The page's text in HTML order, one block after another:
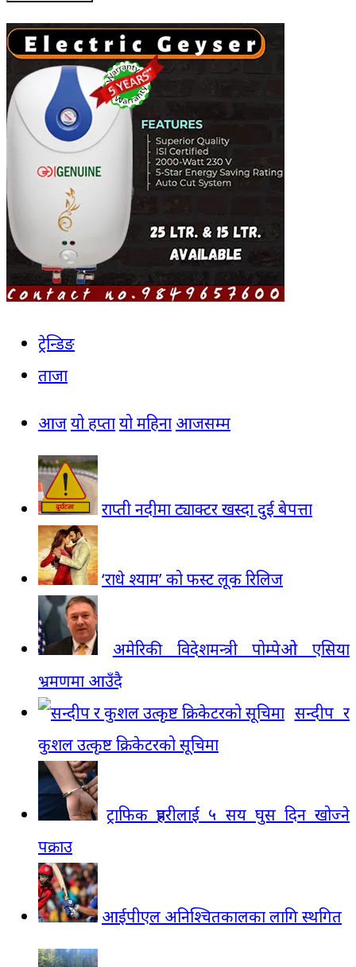
ट्रेन्डिङ
ताजा
आजयो हप्तायो महिना आजसम्म
राप्ती नदीमा ट्याक्टर खस्दा दुई बेपत्ता
‘राधे श्याम’ को फस्ट लूक रिलिज
अमेरिकी विदेशमन्त्री पोम्पेओ एसिया
भ्रमणमा आउँदै
सन्दीप र
कुशल उत्कृष्ट क्रिकेटरको सूचिमा
ट्राफिक प्रहरीलाई ५ सय घुस दिन खोज्ने
पक्राउ
आईपीएल अनिश्चितकालका लागि स्थगित